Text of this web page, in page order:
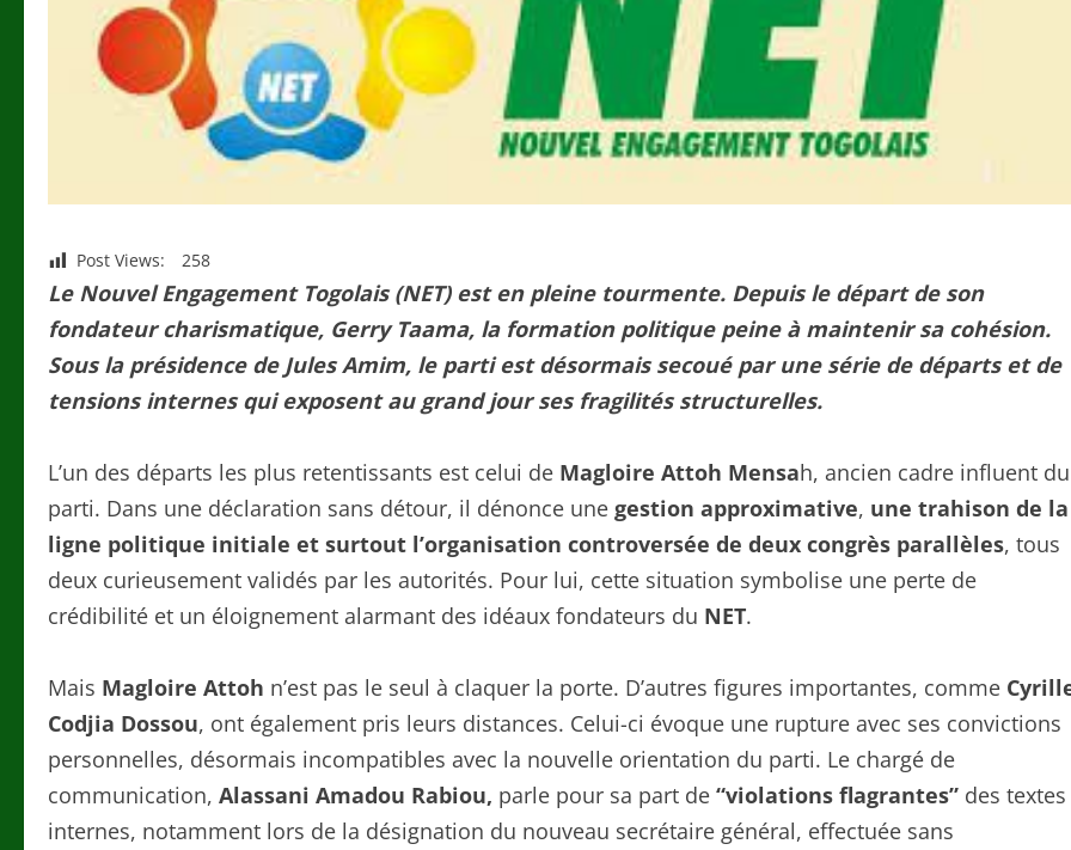
Post Views: 258
Le Nouvel Engagement Togolais (NET) est en pleine tourmente. Depuis le départ de son
fondateur charismatique, Gerry Taama, la formation politique peine à maintenir sa cohésion.
Sous la présidence de Jules Amim, le parti est désormais secoué par une série de départs et de
tensions internes qui exposent au grand jour ses fragilités structurelles.
L’un des départs les plus retentissants est celui de Magloire Attoh Mensah, ancien cadre influent du
parti. Dans une déclaration sans détour, il dénonce une gestion approximative, une trahison de la
ligne politique initiale et surtout l’organisation controversée de deux congrès parallèles, tous
deux curieusement validés par les autorités. Pour lui, cette situation symbolise une perte de
crédibilité et un éloignement alarmant des idéaux fondateurs du NET.
Mais Magloire Attoh n’est pas le seul à claquer la porte. D’autres figures importantes, comme
Codjia Dossou, ont également pris leurs distances. Celui-ci évoque une rupture avec ses convictions
personnelles, désormais incompatibles avec la nouvelle orientation du parti. Le chargé de
communication, Alassani Amadou Rabiou, parle pour sa part de “violations flagrantes” des textes
internes, notamment lors de la désignation du nouveau secrétaire général, effectuée sans